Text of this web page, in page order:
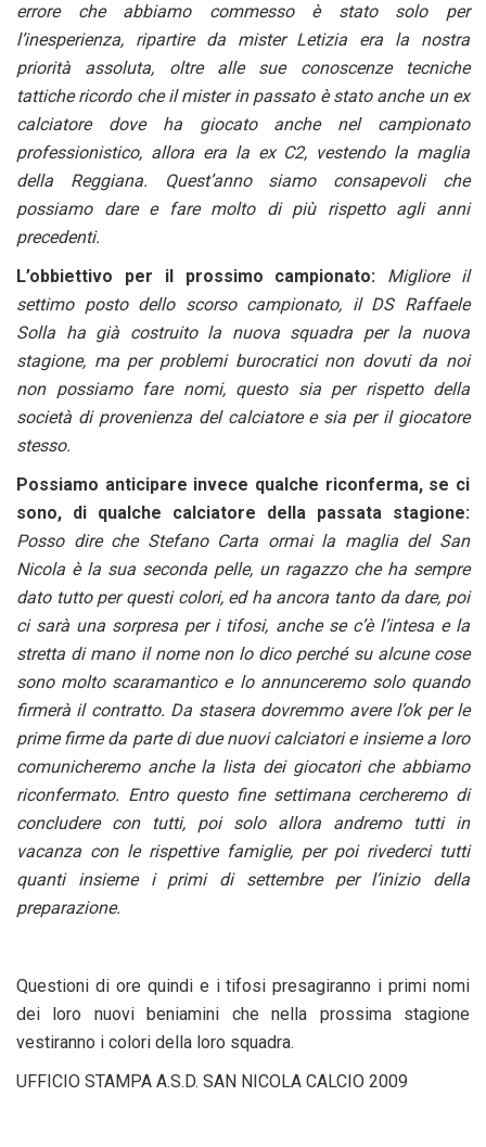
errore che abbiamo commesso è stato solo per
l’inesperienza, ripartire da mister Letizia era la nostra
priorità assoluta, oltre alle sue conoscenze tecniche
tattiche ricordo che il mister in passato è stato anche un ex
calciatore dove ha giocato anche nel campionato
professionistico, allora era la ex C2, vestendo la maglia
della Reggiana. Quest’anno siamo consapevoli che
possiamo dare e fare molto di più rispetto agli anni
precedenti.
L’obbiettivo per il prossimo campionato: Migliore il
settimo posto dello scorso campionato, il DS Raffaele
Solla ha già costruito la nuova squadra per la nuova
stagione, ma per problemi burocratici non dovuti da noi
non possiamo fare nomi, questo sia per rispetto della
società di provenienza del calciatore e sia per il giocatore
stesso.
Possiamo anticipare invece qualche riconferma, se ci
sono, di qualche calciatore della passata stagione:
Posso dire che Stefano Carta ormai la maglia del San
Nicola è la sua seconda pelle, un ragazzo che ha sempre
dato tutto per questi colori, ed ha ancora tanto da dare, poi
ci sarà una sorpresa per i tifosi, anche se c’è l’intesa e la
stretta di mano il nome non lo dico perché su alcune cose
sono molto scaramantico e lo annunceremo solo quando
firmerà il contratto. Da stasera dovremmo avere l’ok per le
prime firme da parte di due nuovi calciatori e insieme a loro
comunicheremo anche la lista dei giocatori che abbiamo
riconfermato. Entro questo fine settimana cercheremo di
concludere con tutti, poi solo allora andremo tutti in
vacanza con le rispettive famiglie, per poi rivederci tutti
quanti insieme i primi di settembre per l’inizio della
preparazione.
Questioni di ore quindi e i tifosi presagiranno i primi nomi
dei loro nuovi beniamini che nella prossima stagione
vestiranno i colori della loro squadra.
UFFICIO STAMPA A.S.D. SAN NICOLA CALCIO 2009